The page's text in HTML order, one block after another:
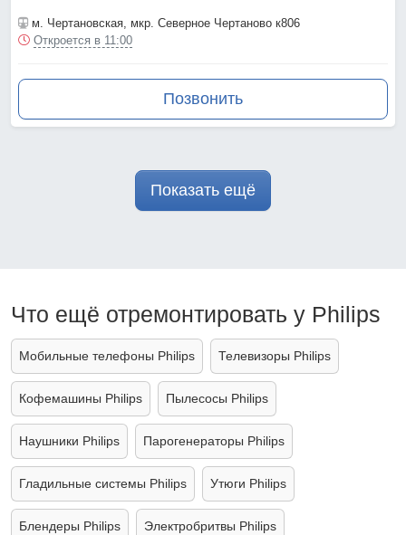
м. Чертановская, мкр. Северное Чертаново к806
Откроется в 11:00
Позвонить
Показать ещё
Что ещё отремонтировать у Philips
Мобильные телефоны Philips Телевизоры Philips
Кофемашины Philips Пылесосы Philips
Наушники Philips Парогенераторы Philips
Гладильные системы Philips Утюги Philips
Блендеры Philips Электробритвы Philips